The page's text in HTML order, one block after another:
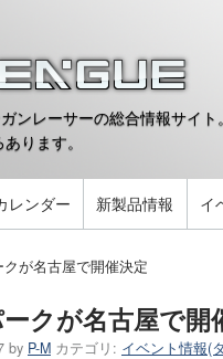
ンレーサーの総合情報サイ
ります。
レンダー 新製品情報 イ
が名古屋で開催決定
クが名古屋で開
by P-M カテゴリ: イベント情報(